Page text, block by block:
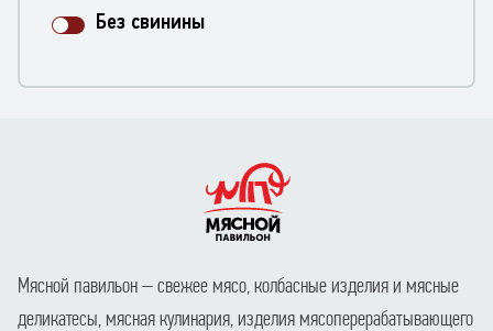
Без свинины
Мясной павильон – свежее мясо, колбасные изделия и мясные
деликатесы, мясная кулинария, изделия мясоперерабатывающего